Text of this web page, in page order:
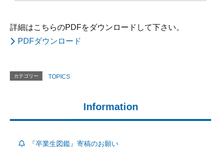
詳細はこちらのPDFをダウンロードして下さい。
PDFダウンロード
カテゴリー TOPICS
Information
『卒業生図鑑』寄稿のお願い